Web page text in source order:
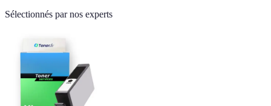
Sélectionnés par nos experts